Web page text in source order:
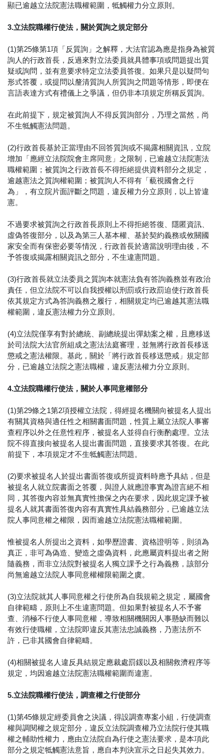
顯已逾越立法院憲法職權範圍，牴觸權力分立原則。
3.立法院職權行使法，關於質詢之規定部分
(1)第25條第1項「反質詢」之解釋，大法官認為應是指身為被質
詢人的行政首長，反過來對立法委員就具體事項或問題提出質
疑或詢問，並有意要求特定立法委員答復。如果只是以疑問句
形式答覆，或提問以釐清質詢人所質詢之問題等情形，即便在
言語表達方式有禮儀上之爭議，但仍非本項規定所稱反質詢。
在此前提下，規定被質詢人不得反質詢部分，乃理之當然，尚
不生牴觸憲法問題。
(2)行政首長基於正當理由不回答質詢或不揭露相關資訊，立院
增加「應經立法院院會主席同意」之限制，已逾越立法院憲法
職權範圍；被質詢之行政首長不得拒絕提供資料部分之規定，
逾越憲法之質詢權範圍；被質詢人不得有「藐視國會之行
為」，有立院片面評斷之問題，違反權力分立原則，以上皆違
憲。
不過要求被質詢之行政首長原則上不得拒絕答復、隱匿資訊、
虛偽答復部分，以及為第三人基本權、基於契約義務或攸關國
家安全而有保密必要等情況，行政首長於適當說明理由後，不
予答復或揭露相關資訊之部分，不生違憲問題。
(3)行政首長就立法委員之質詢本就憲法負有答詢義務並有政治
責任，但立法院不可以自我授權以刑罰或行政罰迫使行政首長
依其規定方式為答詢義務之履行，相關規定均已逾越其憲法職
權範圍，違反憲法權力分立原則。
(4)立法院僅享有對於總統、副總統提出彈劾案之權，且應移送
於司法院大法官所組成之憲法法庭審理，並無將行政首長移送
懲戒之憲法權限。基此，關於「將行政首長移送懲戒」規定部
分，已逾越立法院之憲法職權，違反憲法權力分立原則。
4.立法院職權行使法，關於人事同意權部分
(1)第29條之1第2項授權立法院，得經提名機關向被提名人提出
有關其資格與適任性之相關書面問題，性質上屬立法院人事審
查程序以外之任意性程序，被提名人並得自行衡酌處理。立法
院不得直接向被提名人提出書面問題，直接要求其答復。在此
前提下，本項規定才不生牴觸憲法問題。
(2)要求被提名人於提出書面答復或所提資料時應予具結，但是
被提名人就立院書面之答覆，與證人就應證事實為證言絕不相
同，其答復內容並無真實性擔保之內在要求，因此規定課予被
提名人就其書面答復內容有真實性具結義務部分，已逾越立法
院人事同意權之權限，因而逾越立法院憲法職權範圍。
惟被提名人所提出之資料，如學歷證書、資格證明等，則須為
真正，非可為偽造、變造之虛偽資料，此應屬資料提出者之附
隨義務，而非立法院對被提名人獨立課予之行為義務，該部分
尚無逾越立法院人事同意權權限範圍之虞。
(3)立法院就其人事同意權之行使所為自我規範之規定，屬國會
自律範疇，原則上不生違憲問題。但如果對被提名人不予審
查、消極不行使人事同意權，導致相關機關因人事懸缺而難以
有效行使職權，立法院即違反其憲法忠誠義務，乃憲法所不
許，已非其國會自律範疇。
(4)相關被提名人違反具結規定應裁處罰鍰以及相關救濟程序等
規定，均因逾越立法院憲法職權範圍而違憲。
5.立法院職權行使法，調查權之行使部分
(1)第45條規定經委員會之決議，得設調查專案小組，行使調查
權與調閱權之規定部分，違反立法院調查權乃立法院行使其職
權之輔助性權力，應由立法院自為行使之憲法要求，是本項此
部分之規定牴觸憲法意旨，應自本判決宣示之日起失其效力。